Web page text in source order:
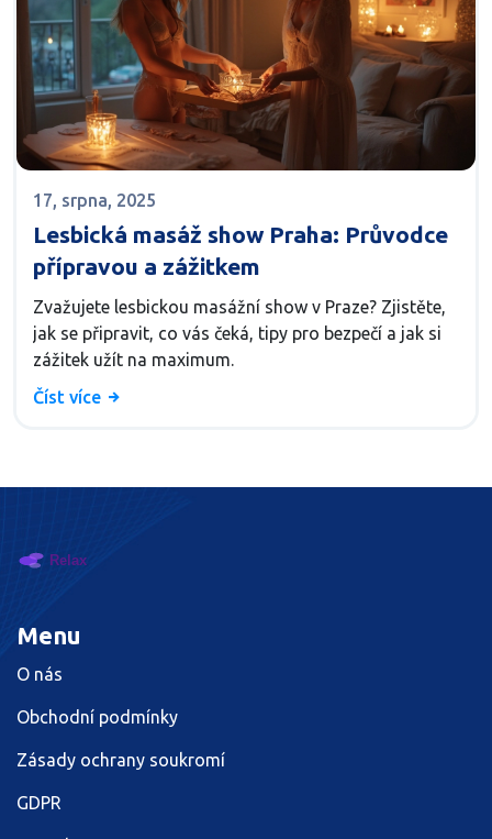
17, srpna, 2025
Lesbická masáž show Praha: Průvodce
přípravou a zážitkem
Zvažujete lesbickou masážní show v Praze? Zjistěte,
jak se připravit, co vás čeká, tipy pro bezpečí a jak si
zážitek užít na maximum.
Číst více
Menu
O nás
Obchodní podmínky
Zásady ochrany soukromí
GDPR